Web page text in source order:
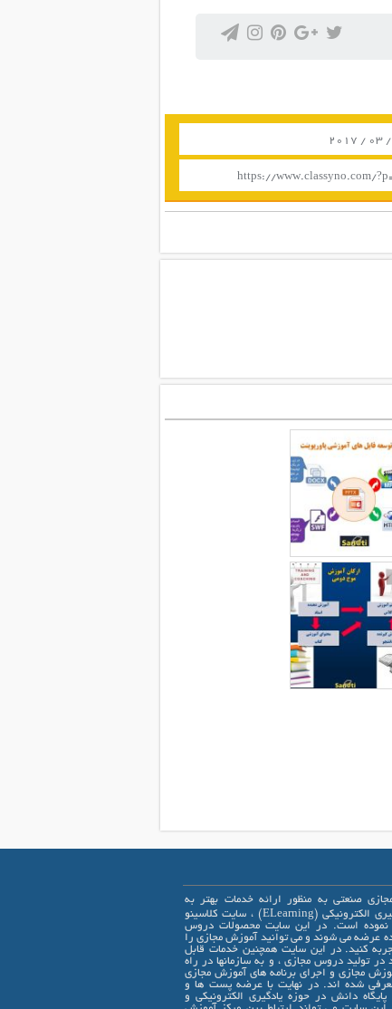
https://www.classyno.com/
صنعتی به منظور ارائه خدمات بهتر به
علاقمندان یادگیری الکترونیکی (ELearning) ، سایت کلاسینو
نموده است. در این سایت محصولات دروس
عرضه می شوند و می توانید آموزش مجازی را
کنید. در این سایت همچنین خدمات قابل
در تولید دروس مجازی ، و به سازمانها در راه
مجازی و اجرای برنامه های آموزش مجازی
شده اند. در نهایت با عرضه پست ها و
پایگاه دانش در حوزه یادگیری الکترونیکی و